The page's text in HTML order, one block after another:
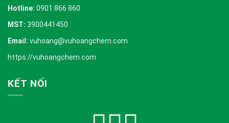
Hotline: 0901 866 860
MST: 3900441450
Email: vuhoang@vuhoangchem.com
https://vuhoangchem.com
KẾT NỐI